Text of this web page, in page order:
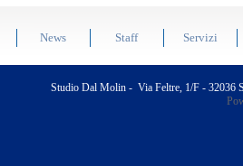
News Staff Servizi
Studio Dal Molin - Via Feltre, 1/F - 32036